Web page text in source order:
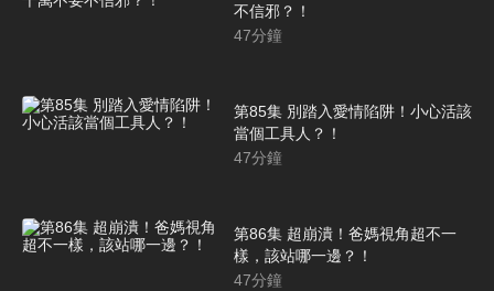
不信邪？！
47分鐘
第85集 別踏入愛情陷阱！小心活該
當個工具人？！
47分鐘
第86集 超崩潰！爸媽視角超不一
樣，該站哪一邊？！
47分鐘